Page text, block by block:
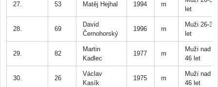
27. 53 Matěj Hejhal 1994 m
let
28. 69
David
Černohorský
1996 m
Muži 26-35
let
29. 82
Martin
Kadlec
1977 m
Muži nad
46 let
30. 26
Václav
Kasík
1975 m
Muži nad
46 let